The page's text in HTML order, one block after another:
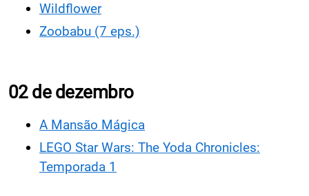
Wildflower
Zoobabu (7 eps.)
02 de dezembro
A Mansão Mágica
LEGO Star Wars: The Yoda Chronicles:
Temporada 1